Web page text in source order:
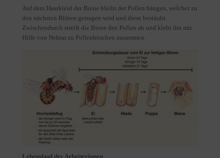
Auf dem Haarkleid der Biene bleibt der Pollen hängen, welcher zu
den nächsten Blüten getragen wird und diese bestäubt.
Zwischendurch streift die Biene den Pollen ab und klebt ihn mit
Hilfe von Nektar zu Pollenhöschen zusammen.
Lebenslauf der Arbeiterinnen